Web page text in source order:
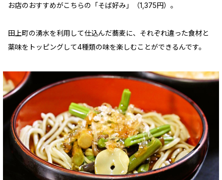
お店のおすすめがこちらの「そば好み」（1,375円）。
田上町の湧水を利用して仕込んだ蕎麦に、それぞれ違った食材と
薬味をトッピングして4種類の味を楽しむことができるんです。